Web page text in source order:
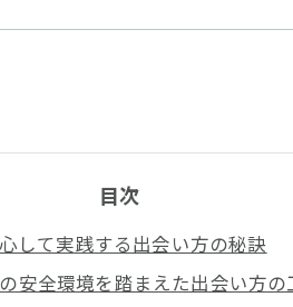
目次
して実践する出会い方の秘訣
安全環境を踏まえた出会い方の